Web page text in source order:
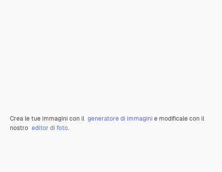
Crea le tue immagini con il generatore di immagini e modificale con il
nostro editor di foto.